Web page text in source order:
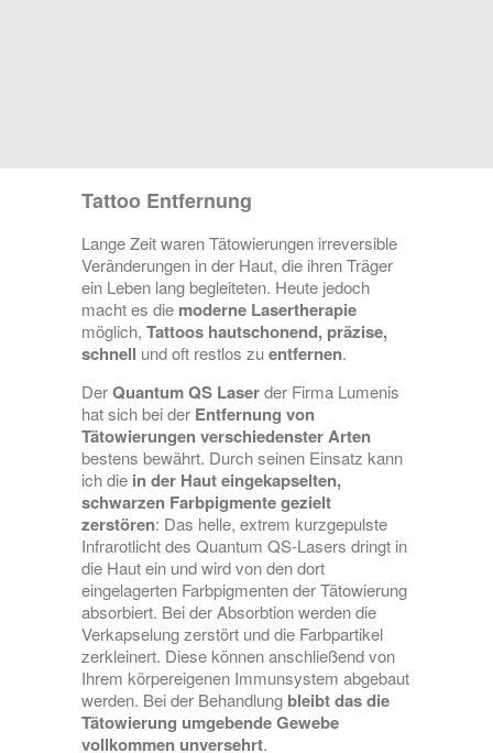
Tattoo Entfernung
Lange Zeit waren Tätowierungen irreversible
Veränderungen in der Haut, die ihren Träger
ein Leben lang begleiteten. Heute jedoch
macht es die moderne Lasertherapie
möglich, Tattoos hautschonend, präzise,
schnell und oft restlos zuentfernen.
DerQuantum QS Laserder Firma Lumenis
hat sich bei der Entfernung von
Tätowierungen verschiedenster Arten
bestens bewährt. Durch seinen Einsatz kann
ich die in der Haut eingekapselten,
schwarzen Farbpigmente gezielt
zerstören: Das helle, extrem kurzgepulste
Infrarotlicht des Quantum QS-Lasers dringt in
die Haut ein und wird von den dort
eingelagerten Farbpigmenten der Tätowierung
absorbiert. Bei der Absorbtion werden die
Verkapselung zerstört und die Farbpartikel
zerkleinert. Diese können anschließend von
Ihrem körpereigenen Immunsystem abgebaut
werden. Bei der Behandlung bleibt das die
Tätowierung umgebende Gewebe
vollkommen unversehrt.